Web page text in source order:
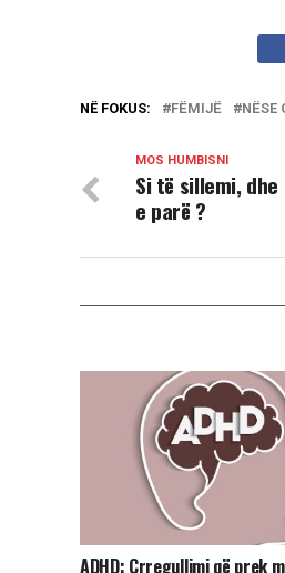
NË FOKUS: FËMIJË NËSE
MOS HUMBISNI
Si të sillemi,
e parë ?
ADHD: Çrregullimi që prek